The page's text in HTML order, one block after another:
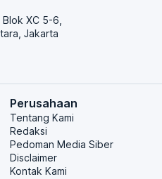
XC 5-6,
Jakarta
Perusahaan
Tentang Kami
Redaksi
Pedoman Media Siber
Disclaimer
Kontak Kami